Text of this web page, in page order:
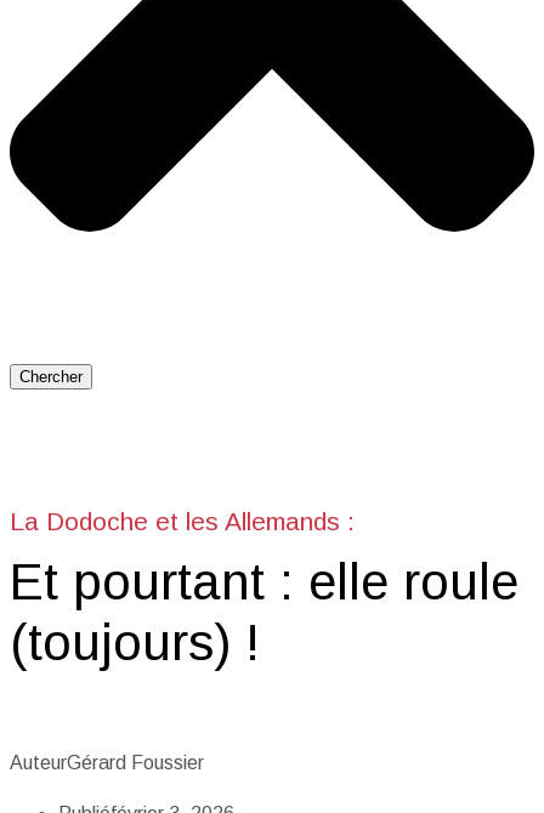
Chercher
La Dodoche et les Allemands :
Et pourtant : elle roule
(toujours) !
AuteurGérard Foussier